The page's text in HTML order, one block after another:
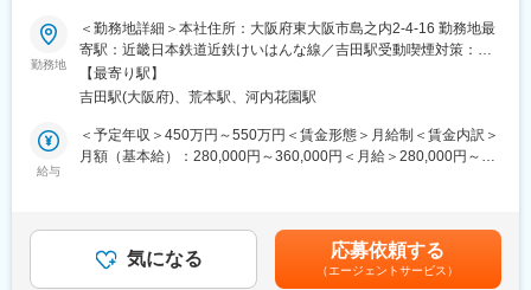
事が出来る刺激のある環境です
■働く組織
・新製品開発担当、既存製品のカスタマイズ担当に分かれていま
す。
・自ら自律的に手を上げていけばやりたいことはやれる組織で
す。自発的に設計をやっていきたい方のご応募をお待ちしており
・照明器具をインテリア空間における重要な要素として捉え、企
画から製造、販売までを一貫して担っています。
高級感のある空間に照明を提供し、販売から専任のライティング
■業務内容：
当社の設計担当者として当社の主力商品であるトルクヒンジなど
の部品について設計・開発をお任せ！習熟度に合わせて業務をお
任せし、段階的に業務範囲を広げていただくことを想定。
・既存製品の改良・新製品開発の計画立案、設計・試作など
・量産化に向けた国内外生産工場等との調整など
その後OJT制度に基づき、補助的な業務からスタートしていただ
きます。慣れてきたら、2年から3年を目途にご自身で案件を担当
していただく予定です！
勤務地
＜勤務地詳細＞本社住所：大阪府東大阪市島之内2-4-16 勤務地最
寄駅：近畿日本鉄道近鉄けいはんな線／吉田駅受動喫煙対策：そ
の他（敷地内禁煙（屋外喫煙可能場所あり））変更の範囲：会社
の定める事業所
【最寄り駅】
吉田駅(大阪府)、荒本駅、河内花園駅
給与
＜予定年収＞450万円～550万円＜賃金形態＞月給制＜賃金内訳＞
月額（基本給）：280,000円～360,000円＜月給＞280,000円～
くまでも目安の金額であり、選考を通じて上下する可能性があり
ます。月給(月額)は固定手当を含めた表記です。
気になる 応募依頼する
（エージェントサービス）